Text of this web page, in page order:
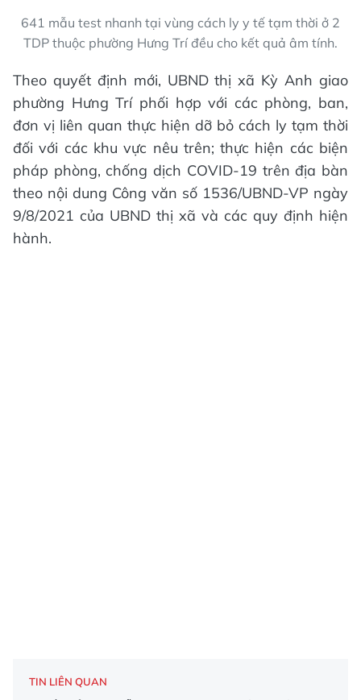
641 mẫu test nhanh tại vùng cách ly y tế tạm thời ở 2
TDP thuộc phường Hưng Trí đều cho kết quả âm tính.
Theo quyết định mới, UBND thị xã Kỳ Anh giao
phường Hưng Trí phối hợp với các phòng, ban,
đơn vị liên quan thực hiện dỡ bỏ cách ly tạm thời
đối với các khu vực nêu trên; thực hiện các biện
pháp phòng, chống dịch COVID-19 trên địa bàn
theo nội dung Công văn số 1536/UBND-VP ngày
9/8/2021 của UBND thị xã và các quy định hiện
hành.
TIN LIÊN QUAN